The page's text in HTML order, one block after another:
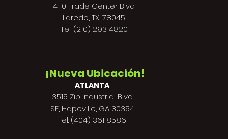
4110 Trade Center Blvd.
Laredo, TX, 78045
Tel: (210) 293 4820
¡Nueva Ubicación!
ATLANTA
3515 Zip Industrial Blvd
SE, Hapeville, GA 30354
Tel: (404) 361 8586